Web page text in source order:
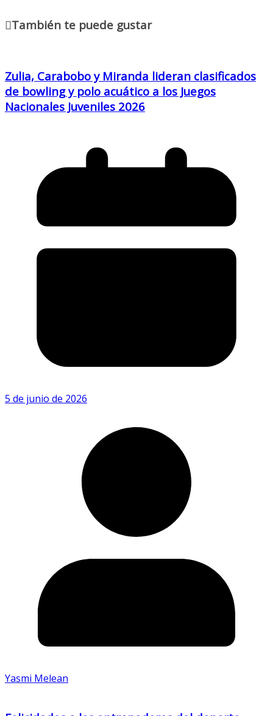
También te puede gustar
Zulia, Carabobo y Miranda lideran clasificados
de bowling y polo acuático a los Juegos
Nacionales Juveniles 2026
5 de junio de 2026
Yasmi Melean